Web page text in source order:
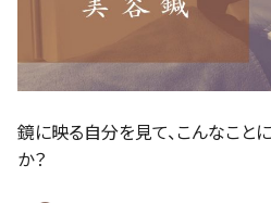
鏡に映る自分を見て、こんなこと
か？